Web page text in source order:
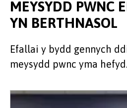
MEYSYDD PWNC
YN BERTHNASOL
Efallai y bydd gennych
meysydd pwnc yma hefyd.